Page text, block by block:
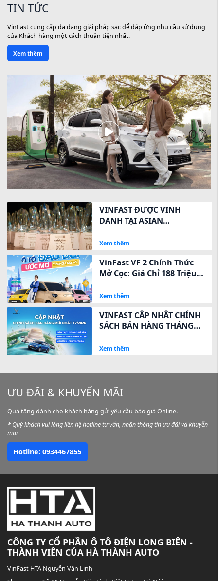
TIN TỨC
VinFast cung cấp đa dạng giải pháp sạc để đáp ứng nhu cầu sử dụng
của Khách hàng một cách thuận tiện nhất.
Xem thêm
VINFAST ĐƯỢC VINH
DANH TẠI ASIAN
VỀ QUAN HỆ NHÀ ĐẦU TƯ
Xem thêm
VinFast VF 2 Chính Thức
Mở Cọc: Giá Chỉ 188 Triệu,
3 Ngày Vàng
Xem thêm
VINFAST CẬP NHẬT CHÍNH
SÁCH BÁN HÀNG THÁNG
VÀO GIÁ NIÊM YẾT, TỐI ƯU
Xem thêm
ƯU ĐÃI & KHUYẾN MÃI
Quà tặng dành cho khách hàng gửi yêu cầu báo giá Online.
* Quý khách vui lòng liên hệ hotline tư vấn, nhận thông tin ưu đãi và khuyễn
mãi.
Hotline: 0934467855
CÔNG TY CỔ PHẦN Ô TÔ ĐIỆN LONG BIÊN -
THÀNH VIÊN CỦA HÀ THÀNH AUTO
VinFast HTA Nguyễn Văn Linh